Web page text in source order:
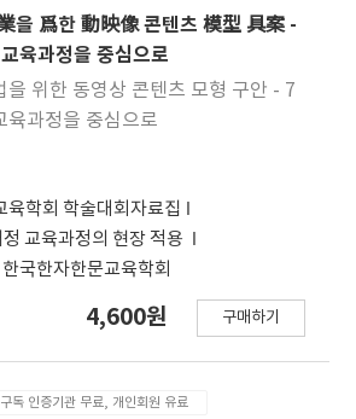
of English curriculum
among pre-service teachers.
with inservice
found to enhance pre-service
and active
in curriculum development,
ideas to in-service teachers.
을 爲한 動映像 콘텐츠 模型 具案 -
육과정을 중심으로
을 위한 동영상 콘텐츠 모형 구안 - 7
육과정을 중심으로
육학회 학술대회자료집
교육과정의 현장 적용
한국한자한문교육학회
4,600원 구매하기
구독 인증기관 무료, 개인회원 유료